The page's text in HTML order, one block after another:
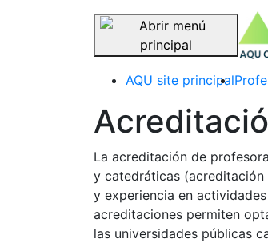
Saltar navegación
AQU site principal
La acreditación de
y catedráticas (acreditación
y experiencia en
acreditaciones permiten
las universidades públicas